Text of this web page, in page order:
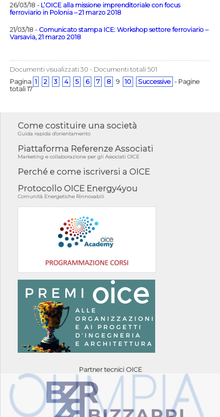
26/03/18 - L’OICE alla missione imprenditoriale con focus
ferroviario in Polonia – 21 marzo 2018
21/03/18 - Comunicato stampa ICE: Workshop settore ferroviario –
Varsavia, 21 marzo 2018
Documenti visualizzati 30 - Documenti totali 501
Pagina 1 2 3 4 5 6 7 8 9 10 Successive - Pagine
totali 17
Come costituire una società
Guida rapida d'orientamento
Piattaforma Referenze Associati
Marketing e collaborazione per gli Associati OICE
Perché e come iscriversi a OICE
Protocollo OICE Energy4you
Comunità Energetiche Rinnovabili
Partner tecnici OICE